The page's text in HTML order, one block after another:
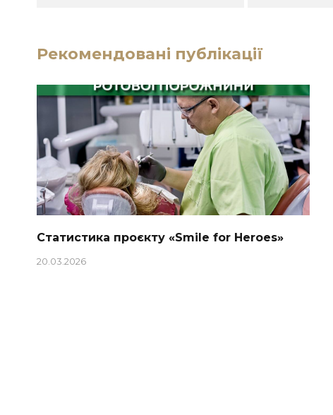
Рекомендовані публікації
Статистика проєкту «Smile for Heroes»
20.03.2026